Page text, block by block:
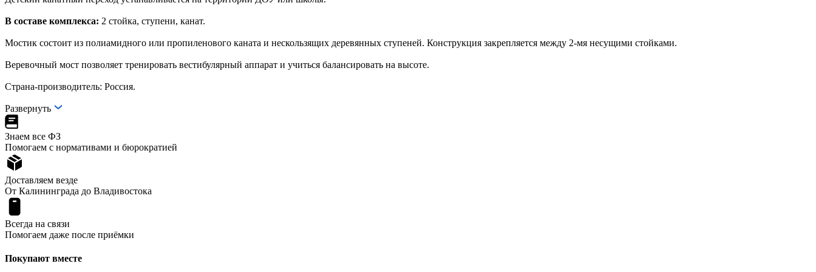
В составе комплекса: 2 стойка, ступени, канат.
Мостик состоит из полиамидного или пропиленового каната и нескользящих деревянных ступеней. Конструкция закрепляется между 2-мя несущими стойками.
Веревочный мост позволяет тренировать вестибулярный аппарат и учиться балансировать на высоте.
Страна-производитель: Россия.
Развернуть
Знаем все ФЗ
Помогаем с нормативами и бюрократией
Доставляем везде
От Калининграда до Владивостока
Всегда на связи
Помогаем даже после приёмки
Покупают вместе